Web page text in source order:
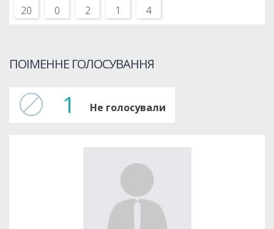
20 0 2 1 4
ПОІМЕННЕ ГОЛОСУВАННЯ
1 Не голосували